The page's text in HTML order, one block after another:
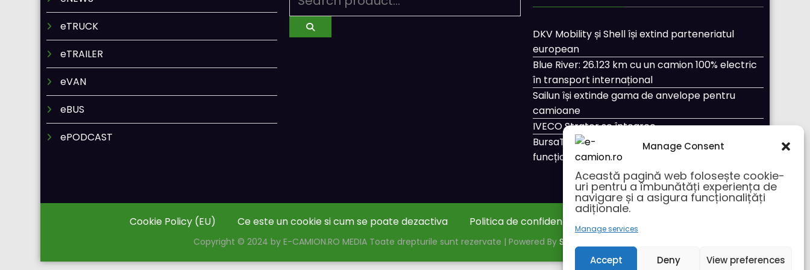
Manage Consent
Această pagină web folosește cookie-
uri pentru a îmbunătăți experiența de
navigare și a asigura funcționalițăți
adiționale.
Manage services
Accept Deny View preferences
eTRUCK
eTRAILER
eVAN
eBUS
ePODCAST
DKV Mobility și Shell își extind parteneriatul
european
Blue River: 26.123 km cu un camion 100% electric
în transport internațional
Sailun își extinde gama de anvelope pentru
camioane
IVECO Strator se întoarce
BursaTransport/123cargo introduce o nouă
funcționalitate
Cookie Policy (EU) Ce este un cookie si cum se poate dezactiva Politica de confidentialitate
Copyright © 2024 by E-CAMION.RO MEDIA Toate drepturile sunt rezervate | Powered By SpiceThemes